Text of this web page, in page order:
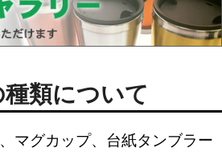
種類について
マグカップ、台紙タンブラー